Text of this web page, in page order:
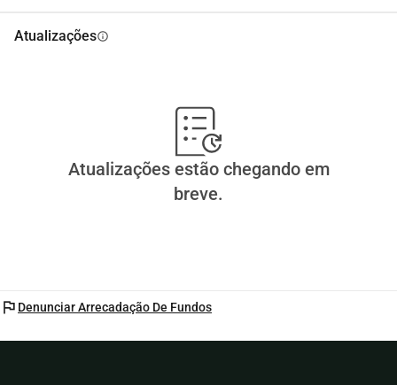
Atualizaçõesinfo
Atualizações estão chegando em
breve.
flag Denunciar Arrecadação De Fundos